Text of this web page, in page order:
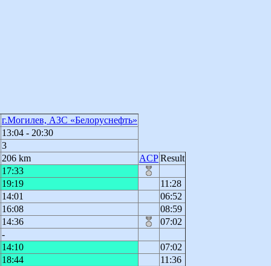
г.Могилев, АЗС «Белоруснефть»
13:04 - 20:30
3
206 km ACPResult
17:33
19:19
11:28
14:01
06:52
16:08
08:59
14:36
07:02
-
14:10
07:02
18:44
11:36